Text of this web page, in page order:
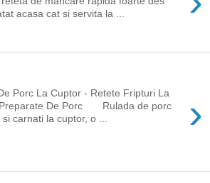
acasa cat si servita la ...
›
Porc La Cuptor - Retete Fripturi La
De Porc Rulada de porc
carnati la cuptor, o ...